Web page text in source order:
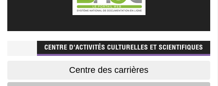
CENTRE D'ACTIVITÉS CULTURELLES ET SCIENTIFIQUES
Centre des carrières